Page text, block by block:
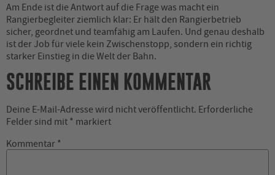
Am Ende ist die Antwort auf die Frage was macht ein
Rangierbegleiter ziemlich klar: Er hält den Rangierbetrieb
sicher, geordnet und teamfähig am Laufen. Und genau deshalb
ist der Job für viele kein Zwischenstopp, sondern ein richtig
starker Einstieg in die Welt der Bahn.
SCHREIBE EINEN KOMMENTAR
Deine E-Mail-Adresse wird nicht veröffentlicht. Erforderliche
Felder sind mit * markiert
Kommentar *